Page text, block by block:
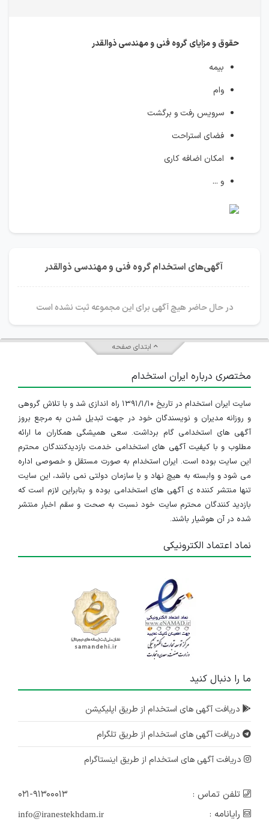
حقوق و مزایای گروه فنی و مهندسی ذوالقدر
بیمه
وام
سرویس رفت و برگشت
فضای استراحت
امکان اضافه کاری
و ...
آگهی‌های استخدام گروه فنی و مهندسی ذوالقدر
در حال حاضر هیچ آگهی برای این مجموعه ثبت نشده است
ابتدای صفحه
مختصری درباره ایران استخدام
سایت ایران استخدام در تاریخ ۱۳۹۱/۱/۱۰ راه اندازی شد و با تلاش گروهی
و روزانه مدیران و نویسندگان خود در جهت تبدیل شدن به مرجع بروز
آگهی های استخدامی گام برداشت. سعی همیشگی همکاران ما ارائه
مطلوب و با کیفیت آگهی های استخدامی خدمت بازدیدکنندگان محترم
این سایت بوده است. ایران استخدام به صورت مستقل و خصوصی اداره
می شود و وابسته به هیچ نهاد و یا سازمان دولتی نمی باشد، این سایت
تنها منتشر کننده ی آگهی های استخدامی بوده و بنابراین لازم است که
بازدید کنندگان محترم سایت خود نسبت به صحت و سقم اخبار منتشر
شده در آن هوشیار باشند.
نماد اعتماد الکترونیکی
ما را دنبال کنید
دریافت آگهی های استخدام از طریق اپلیکیشن
دریافت آگهی های استخدام از طریق تلگرام
دریافت آگهی های استخدام از طریق اینستاگرام
تلفن تماس :
۰۲۱-۹۱۳۰۰۰۱۳
رایانامه :
info@iranestekhdam.ir